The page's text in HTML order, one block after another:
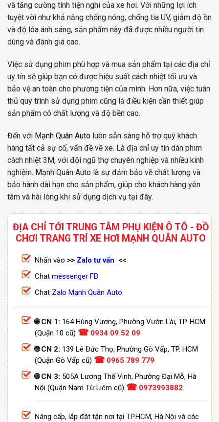
và tăng cường tính tiện nghi của xe hơi. Với những lợi ích
tuyệt vời như khả năng chống nóng, chống tia UV, giảm độ ồn
và độ lóa ánh sáng, sản phẩm này đã được nhiều người tin
dùng và đánh giá cao.
Việc sử dụng phim phù hợp và mua sản phẩm tại các địa chỉ
uy tín sẽ giúp bạn có được hiệu suất cách nhiệt tối ưu và
bảo vệ an toàn cho phương tiện của mình. Hơn nữa, việc tuân
thủ quy trình sử dụng phim cũng là điều kiện cần thiết giúp
sản phẩm có chất lượng và độ bền cao.
Đến với Mạnh Quân Auto luôn sẵn sàng hỗ trợ quý khách
hàng tất cả sự cố, vấn đề về xe. Là địa chỉ uy tín dán phim
cách nhiệt 3M, với đội ngũ thợ chuyên nghiệp và nhiều kinh
nghiệm. Mạnh Quân Auto là sự đảm bảo về chất lượng và
bảo hành dài hạn cho sản phẩm, giúp cho khách hàng yên
tâm và hài lòng khi sử dụng dịch vụ tại đây.
ĐỊA CHỈ TỚI TRUNG TÂM PHỤ KIỆN Ô TÔ - ĐỒ
CHƠI TRANG TRÍ XE HƠI MẠNH QUÂN AUTO
Nhấn vào >> Zalo tư vấn <<
Chat messenger FB
Chat Zalo Mạnh Quân Auto
🌐 CN 1: 164 Hùng Vương, Phường Vườn Lài, TP. HCM
(Quận 10 cũ) ☎ 0934 09 52 09
🌐 CN 2: 139 Lê Đức Thọ, Phường Gò Vấp, TP. HCM
(Quận Gò Vấp cũ) ☎ 0965 789 779
🌐 CN 3: 505A Lương Thế Vinh, Phường Đại Mỗ, Hà
Nội (Quận Nam Từ Liêm cũ) ☎ 0973993882
Nâng cấp, lắp đặt tận nơi tại TP.HCM, Hà Nội và các